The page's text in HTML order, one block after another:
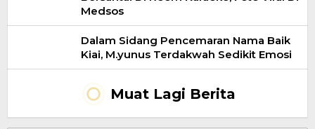
Medsos
Dalam Sidang Pencemaran Nama Baik
Kiai, M.yunus Terdakwah Sedikit Emosi
Muat Lagi Berita